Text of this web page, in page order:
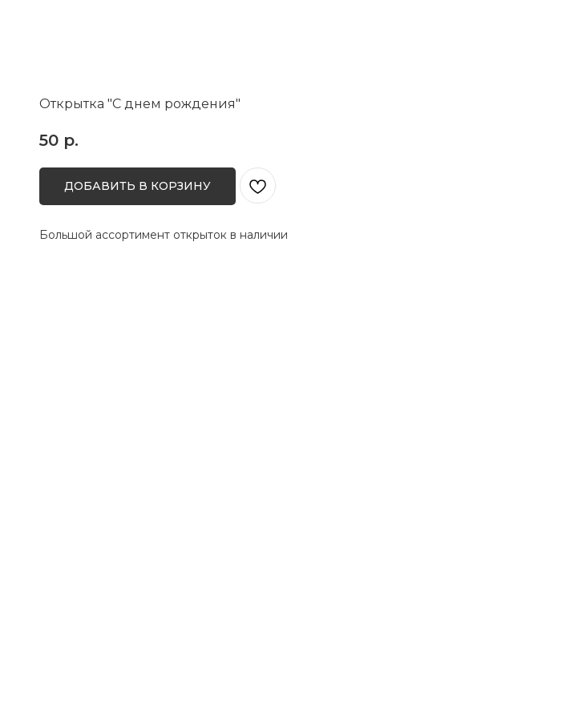
Открытка "С днем рождения"
50 р.
ДОБАВИТЬ В КОРЗИНУ
Большой ассортимент открыток в наличии